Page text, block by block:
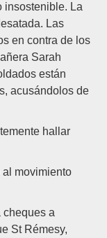
insostenible. La
Las
en contra de los
Sarah
están
acusándolos de
hallar
movimiento
cheques a
St Rémesy,